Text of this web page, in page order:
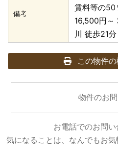
備考
賃料等の
16,500円～
川 徒歩21分
この物件
物件のお
お電話でのお問
気になることは、なんでもお気